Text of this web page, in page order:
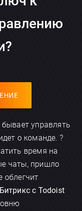
управлять
о команде. ?
время на
чаты, пришло
облегчит
с Todoist